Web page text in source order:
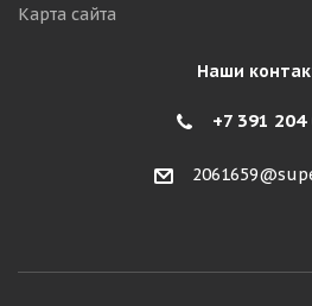
Карта сайта
Наши
+7 391 204